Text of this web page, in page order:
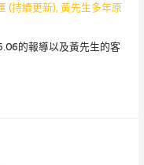
(持續更新), 黃先生多年原
的報導以及黃先生的客